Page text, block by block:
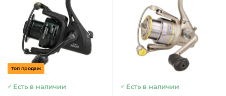
Топ продаж
Есть в наличии
Есть в наличии